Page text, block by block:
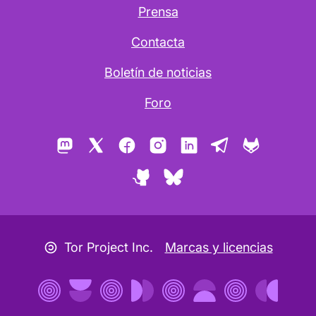
Prensa
Contacta
Boletín de noticias
Foro
Mastodon FacebookInstagramLinkedInTelegram
GitHubBluesky
Icono copyleft
Tor Project Inc. Marcas y licencias